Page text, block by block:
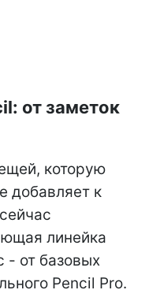
от заметок
которую
добавляет к
линейка
- от базовых
Pencil Pro.